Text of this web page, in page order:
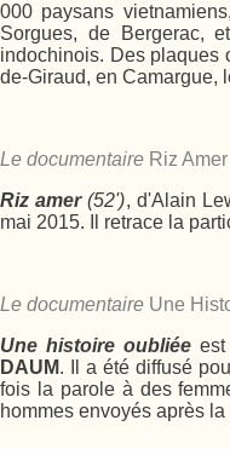
000 paysans
Sorgues, de Bergerac,
indochinois. Des plaques
de-Giraud, en Camargue,
Le documentaire Riz Amer
Riz amer(52'), d'Alain
mai 2015. Il retrace la
Le documentaire Une
Une histoire oubliée
DAUM. Il a été diffusé
fois la parole à des
hommes envoyés après